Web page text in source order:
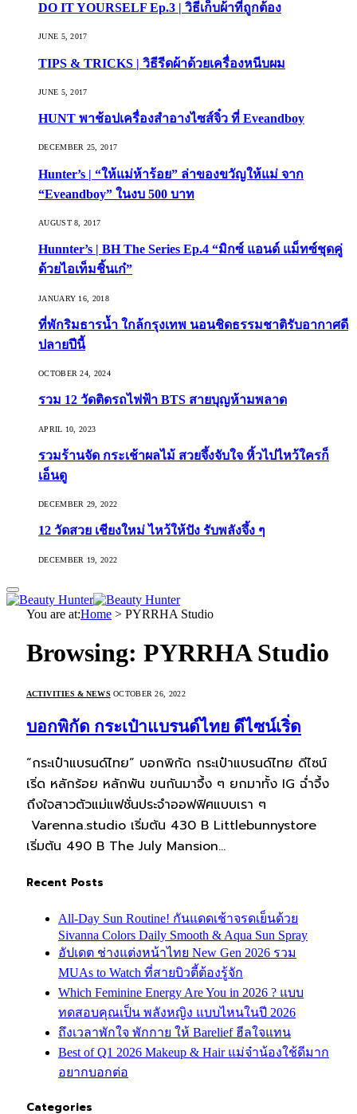
DO IT YOURSELF Ep.3 | วิธีเก็บผ้าที่ถูกต้อง
JUNE 5, 2017
TIPS & TRICKS | วิธีรีดผ้าด้วยเครื่องหนีบผม
JUNE 5, 2017
HUNT พาช้อปเครื่องสำอางไซส์จิ๋ว ที่ Eveandboy
DECEMBER 25, 2017
Hunter’s | “ให้แม่ห้าร้อย” ล่าของขวัญให้แม่ จาก
“Eveandboy” ในงบ 500 บาท
AUGUST 8, 2017
Hunnter’s | BH The Series Ep.4 “มิกซ์ แอนด์ แม็ทซ์ชุดคู่
ด้วยไอเท็มชิ้นเก๋”
JANUARY 16, 2018
ที่พักริมธารน้ำ ใกล้กรุงเทพ นอนชิดธรรมชาติรับอากาศดี
ปลายปีนี้
OCTOBER 24, 2024
รวม 12 วัดติดรถไฟฟ้า BTS สายบุญห้ามพลาด
APRIL 10, 2023
รวมร้านจัด กระเช้าผลไม้ สวยจึ้งจับใจ หิ้วไปไหว้ใครก็
เอ็นดู
DECEMBER 29, 2022
12 วัดสวย เชียงใหม่ ไหว้ให้ปัง รับพลังจึ้ง ๆ
DECEMBER 19, 2022
You are at:Home > PYRRHA Studio
Browsing: PYRRHA Studio
ACTIVITIES & NEWS OCTOBER 26, 2022
บอกพิกัด กระเป๋าแบรนด์ไทย ดีไซน์เริ่ด
“กระเป๋าแบรนด์ไทย” บอกพิกัด กระเป๋าแบรนด์ไทย ดีไซน์
เริ่ด หลักร้อย หลักพัน ขนกันมาจึ้ง ๆ ยกมาทั้ง IG ฉ่ำจึ้ง
ถึงใจสาวตัวแม่แฟชั่นประจำออฟฟิศแบบเรา ๆ
Varenna.studio เริ่มต้น 430 B Littlebunnystore
เริ่มต้น 490 B The July Mansion…
Recent Posts
All-Day Sun Routine! กันแดดเช้าจรดเย็นด้วย
Sivanna Colors Daily Smooth & Aqua Sun Spray
อัปเดต ช่างแต่งหน้าไทย New Gen 2026 รวม
MUAs to Watch ที่สายบิวตี้ต้องรู้จัก
Which Feminine Energy Are You in 2026 ? แบบ
ทดสอบคุณเป็น พลังหญิง แบบไหนในปี 2026
ถึงเวลาพักใจ พักกาย ให้ Barelief ฮีลใจแทน
Best of Q1 2026 Makeup & Hair แม่จ๋าน้องใช้ดีมาก
อยากบอกต่อ
Categories